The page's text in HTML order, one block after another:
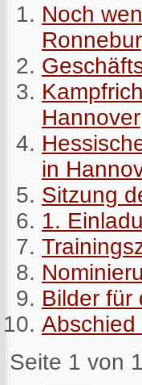
Noch
Hannover
in
Sitzung
1.
Bilder für
Abschied
Seite 1 von